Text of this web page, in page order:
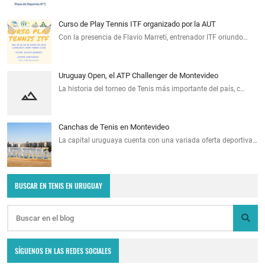
Curso de Play Tennis ITF organizado por la AUT
Con la presencia de Flavio Marreti, entrenador ITF oriundo…
Uruguay Open, el ATP Challenger de Montevideo
La historia del torneo de Tenis más importante del país, c…
Canchas de Tenis en Montevideo
La capital uruguaya cuenta con una variada oferta deportiva…
BUSCAR EN TENIS EN URUGUAY
SÍGUENOS EN LAS REDES SOCIALES